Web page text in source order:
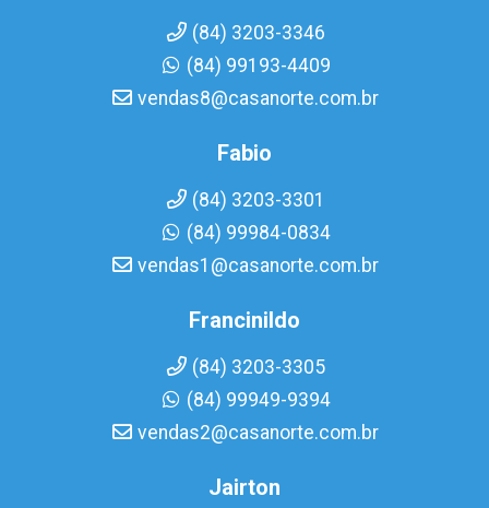
(84) 3203-3346
(84) 99193-4409
vendas8@casanorte.com.br
Fabio
(84) 3203-3301
(84) 99984-0834
vendas1@casanorte.com.br
Francinildo
(84) 3203-3305
(84) 99949-9394
vendas2@casanorte.com.br
Jairton